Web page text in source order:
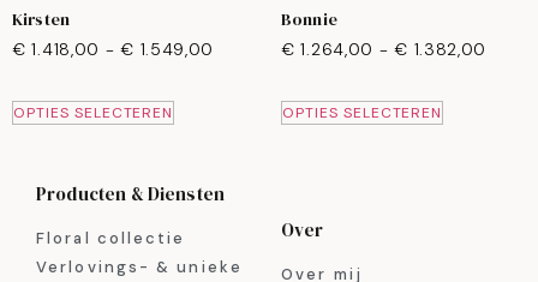
Kirsten
€ 1.418,00 - € 1.549,00
OPTIES SELECTEREN
Bonnie
€ 1.264,00 - € 1.382,00
OPTIES SELECTEREN
Producten & Diensten
Floral collectie
Verlovings- & unieke
Over
Over mij